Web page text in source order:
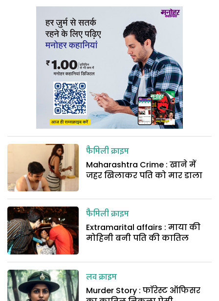
फैमिली क्राइम
Maharashtra Crime : खाने में
जहर खिलाकर पति को मार डाला
फैमिली क्राइम
Extramarital affairs : माया की
मोहिनी बनी पति की कातिल
लव क्राइम
Murder Story : फॉरेस्ट ऑफिसर